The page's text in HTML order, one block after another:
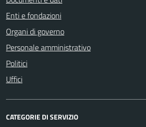
Enti e fondazioni
Organi di governo
Personale amministrativo
Politici
Uffici
CATEGORIE DI SERVIZIO